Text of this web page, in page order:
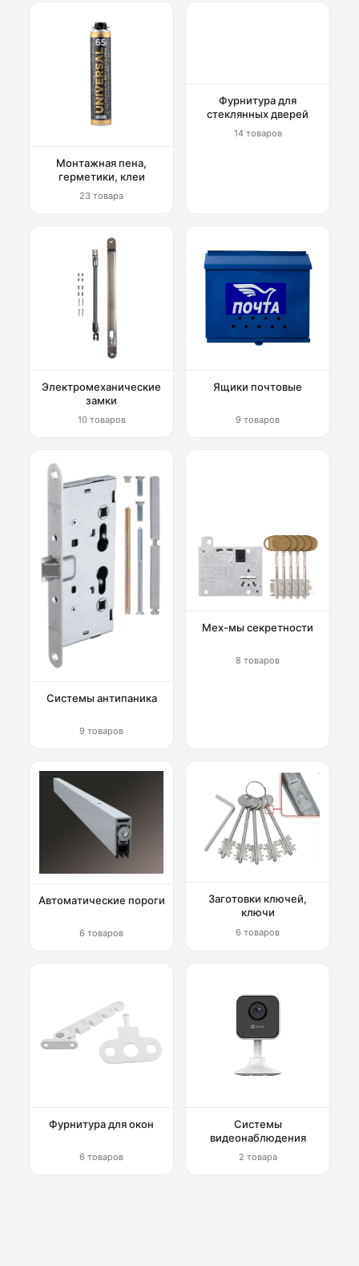
Монтажная пена,
герметики, клеи
23 товара
Фурнитура для
стеклянных дверей
14 товаров
Электромеханические
замки
10 товаров
Ящики почтовые
9 товаров
Системы антипаника
9 товаров
Мех-мы секретности
8 товаров
Автоматические пороги
6 товаров
Заготовки ключей,
ключи
6 товаров
Фурнитура для окон
6 товаров
Системы
видеонаблюдения
2 товара